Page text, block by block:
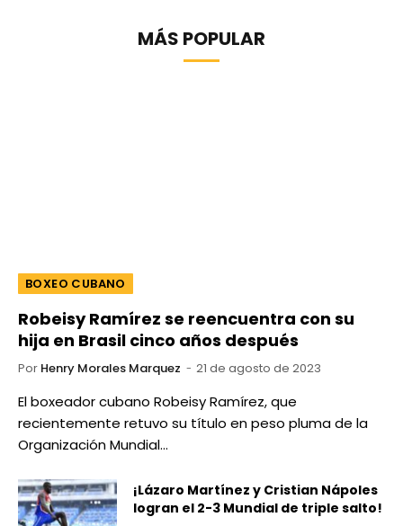
MÁS POPULAR
BOXEO CUBANO
Robeisy Ramírez se reencuentra con su
hija en Brasil cinco años después
Por Henry Morales Marquez 21 de agosto de 2023
El boxeador cubano Robeisy Ramírez, que
recientemente retuvo su título en peso pluma de la
Organización Mundial…
¡Lázaro Martínez y Cristian Nápoles
logran el 2-3 Mundial de triple salto!